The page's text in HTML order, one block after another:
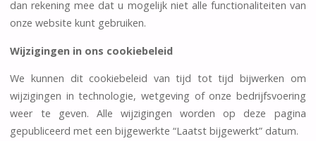
dan rekening mee dat u mogelijk niet alle functionaliteiten van
onze website kunt gebruiken.
Wijzigingen in ons cookiebeleid
We kunnen dit cookiebeleid van tijd tot tijd bijwerken om
wijzigingen in technologie, wetgeving of onze bedrijfsvoering
weer te geven. Alle wijzigingen worden op deze pagina
gepubliceerd met een bijgewerkte “Laatst bijgewerkt” datum.